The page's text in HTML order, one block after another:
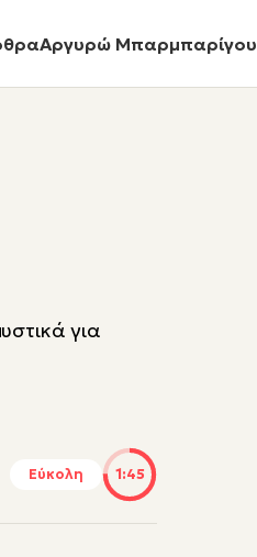
Αργυρώ Μπαρμπαρίγου
για
Εύκολη 1:45